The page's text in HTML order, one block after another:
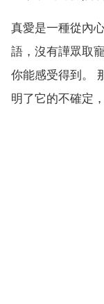
真愛是一種從內
語，沒有譁眾取
你能感受得到。
明了它的不確定